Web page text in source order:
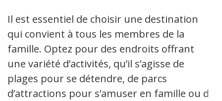
Il est essentiel de choisir une destination
qui convient à tous les membres de la
famille. Optez pour des endroits offrant
une variété d’activités, qu’il s’agisse de
plages pour se détendre, de parcs
d’attractions pour s’amuser en famille ou de